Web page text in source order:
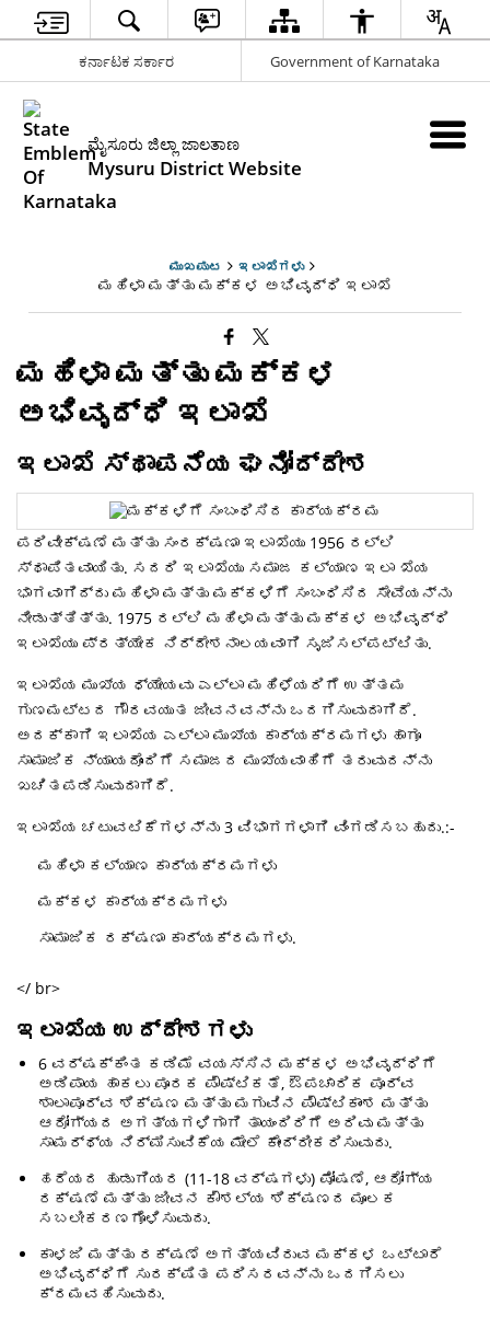
ಕರ್ನಾಟಕ ಸರ್ಕಾರ Government of Karnataka
ಮೈಸೂರು ಜಿಲ್ಲಾ ಜಾಲತಾಣ
Mysuru District Website
ಮುಖಪುಟ ಇಲಾಖೆಗಳು
ಮಹಿಳಾ ಮತ್ತು ಮಕ್ಕಳ ಅಭಿವೃದ್ಧಿ ಇಲಾಖೆ
ಮಹಿಳಾ ಮತ್ತು ಮಕ್ಕಳ
ಅಭಿವೃದ್ಧಿ ಇಲಾಖೆ
ಇಲಾಖೆ ಸ್ಥಾಪನೆಯ ಘನೋದ್ದೇಶ
ಪರಿವೀಕ್ಷಣೆ ಮತ್ತು ಸಂರಕ್ಷಣಾ ಇಲಾಖೆಯು 1956 ರಲ್ಲಿ
ಸ್ಥಾಪಿತವಾಯಿತು. ಸದರಿ ಇಲಾಖೆಯು ಸಮಾಜ ಕಲ್ಯಾಣ ಇಲಾ ಖೆಯ
ಭಾಗವಾಗಿದ್ದು ಮಹಿಳಾ ಮತ್ತು ಮಕ್ಕಳಿಗೆ ಸಂಬಂಧಿಸಿದ ಸೇವೆಯನ್ನು
ನೀಡುತ್ತಿತ್ತು. 1975 ರಲ್ಲಿ ಮಹಿಳಾ ಮತ್ತು ಮಕ್ಕಳ ಅಭಿವೃದ್ಧಿ
ಇಲಾಖೆಯು ಪ್ರತ್ಯೇಕ ನಿರ್ದೇಶನಾಲಯವಾಗಿ ಸೃಜಿಸಲ್ಪಟ್ಟಿತು.
ಇಲಾಖೆಯ ಮುಖ್ಯ ಧ್ಯೇಯವು ಎಲ್ಲಾ ಮಹಿಳೆಯರಿಗೆ ಉತ್ತಮ
ಗುಣಮಟ್ಟದ ಗೌರವಯುತ ಜೀವನವನ್ನು ಒದಗಿಸುವುದಾಗಿದೆ.
ಅದಕ್ಕಾಗಿ ಇಲಾಖೆಯ ಎಲ್ಲಾ ಮುಖ್ಯ ಕಾರ್ಯಕ್ರಮಗಳು ಹಾಗೂ
ಸಾಮಾಜಿಕ ನ್ಯಾಯದೊಂದಿಗೆ ಸಮಾಜದ ಮುಖ್ಯವಾಹಿಗೆ ತರುವುದನ್ನು
ಖಚಿತಪಡಿಸುವುದಾಗಿದೆ.
ಇಲಾಖೆಯ ಚಟುವಟಿಕೆಗಳನ್ನು 3 ವಿಭಾಗಗಳಾಗಿ ವಿಂಗಡಿಸಬಹುದು.:-
ಮಹಿಳಾ ಕಲ್ಯಾಣ ಕಾರ್ಯಕ್ರಮಗಳು
ಮಕ್ಕಳ ಕಾರ್ಯಕ್ರಮಗಳು
ಸಾಮಾಜಿಕ ರಕ್ಷಣಾ ಕಾರ್ಯಕ್ರಮಗಳು.
</ br>
ಇಲಾಖೆಯ ಉದ್ದೇಶಗಳು
6 ವರ್ಷಕ್ಕಿಂತ ಕಡಿಮೆ ವಯಸ್ಸಿನ ಮಕ್ಕಳ ಅಭಿವೃದ್ಧಿಗೆ
ಅಡಿಪಾಯ ಹಾಕಲು ಪೂರಕ ಪೌಷ್ಟಿಕತೆ, ಔಪಚಾರಿಕ ಪೂರ್ವ
ಶಾಲಾಪೂರ್ವ ಶಿಕ್ಷಣ ಮತ್ತು ಮಗುವಿನ ಪೌಷ್ಟಿಕಾಂಶ ಮತ್ತು
ಆರೋಗ್ಯದ ಅಗತ್ಯಗಳಿಗಾಗಿ ತಾಯಂದಿರಿಗೆ ಅರಿವು ಮತ್ತು
ಸಾಮರ್ಥ್ಯ ನಿರ್ಮಿಸುವಿಕೆಯ ಮೇಲೆ ಕೇಂದ್ರೀಕರಿಸುವುದು.
ಹರೆಯದ ಹುಡುಗಿಯರ (11-18 ವರ್ಷಗಳು) ಪೋಷಣೆ, ಆರೋಗ್ಯ
ರಕ್ಷಣೆ ಮತ್ತು ಜೀವನ ಕೌಶಲ್ಯ ಶಿಕ್ಷಣದ ಮೂಲಕ
ಸಬಲೀಕರಣಗೊಳಿಸುವುದು.
ಕಾಳಜಿ ಮತ್ತು ರಕ್ಷಣೆ ಅಗತ್ಯವಿರುವ ಮಕ್ಕಳ ಒಟ್ಟಾರೆ
ಅಭಿವೃದ್ಧಿಗೆ ಸುರಕ್ಷಿತ ಪರಿಸರವನ್ನು ಒದಗಿಸಲು
ಕ್ರಮವಹಿಸುವುದು.